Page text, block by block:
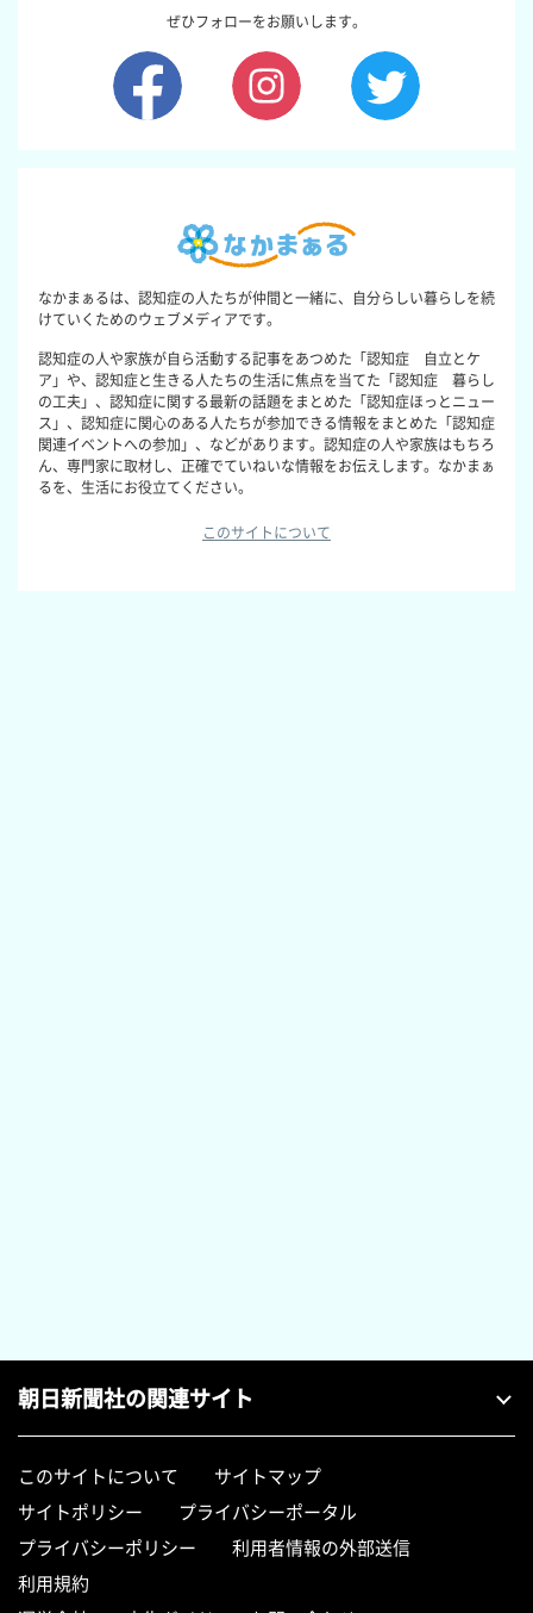
ぜひフォローをお願いします。
なかまぁるは、認知症の人たちが仲間と一緒に、自分らしい暮らしを続
けていくためのウェブメディアです。
認知症の人や家族が自ら活動する記事をあつめた「認知症 自立とケ
ア」や、認知症と生きる人たちの生活に焦点を当てた「認知症 暮らし
の工夫」、認知症に関する最新の話題をまとめた「認知症ほっとニュー
ス」、認知症に関心のある人たちが参加できる情報をまとめた「認知症
関連イベントへの参加」、などがあります。認知症の人や家族はもちろ
ん、専門家に取材し、正確でていねいな情報をお伝えします。なかまぁ
るを、生活にお役立てください。
このサイトについて
朝日新聞社の関連サイト
このサイトについて
サイトマップ
サイトポリシー
プライバシーポータル
プライバシーポリシー
利用者情報の外部送信
利用規約